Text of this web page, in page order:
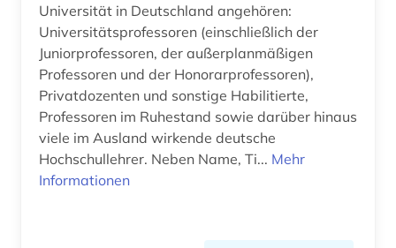
energie (1)
energiemarkt (1)
energierecht (2)
energiewirtschaftsrecht (1)
entartete kunst (2)
Universität in Deutschland angehören:
Universitätsprofessoren (einschließlich der
Juniorprofessoren, der außerplanmäßigen
Professoren und der Honorarprofessoren),
Privatdozenten und sonstige Habilitierte,
Professoren im Ruhestand sowie darüber hinaus
viele im Ausland wirkende deutsche
Hochschullehrer. Neben Name, Ti... Mehr
Informationen